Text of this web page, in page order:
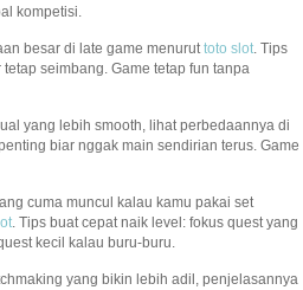
kompetisi.
besar di late game menuruttoto slot. Tips
seimbang. Game tetap fun tanpa
yang lebih smooth, lihat perbedaannya di
biar nggak main sendirian terus. Game
cuma muncul kalau kamu pakai set
. Tips buat cepat naik level: fokus quest yang
kecil kalau buru-buru.
yang bikin lebih adil, penjelasannya